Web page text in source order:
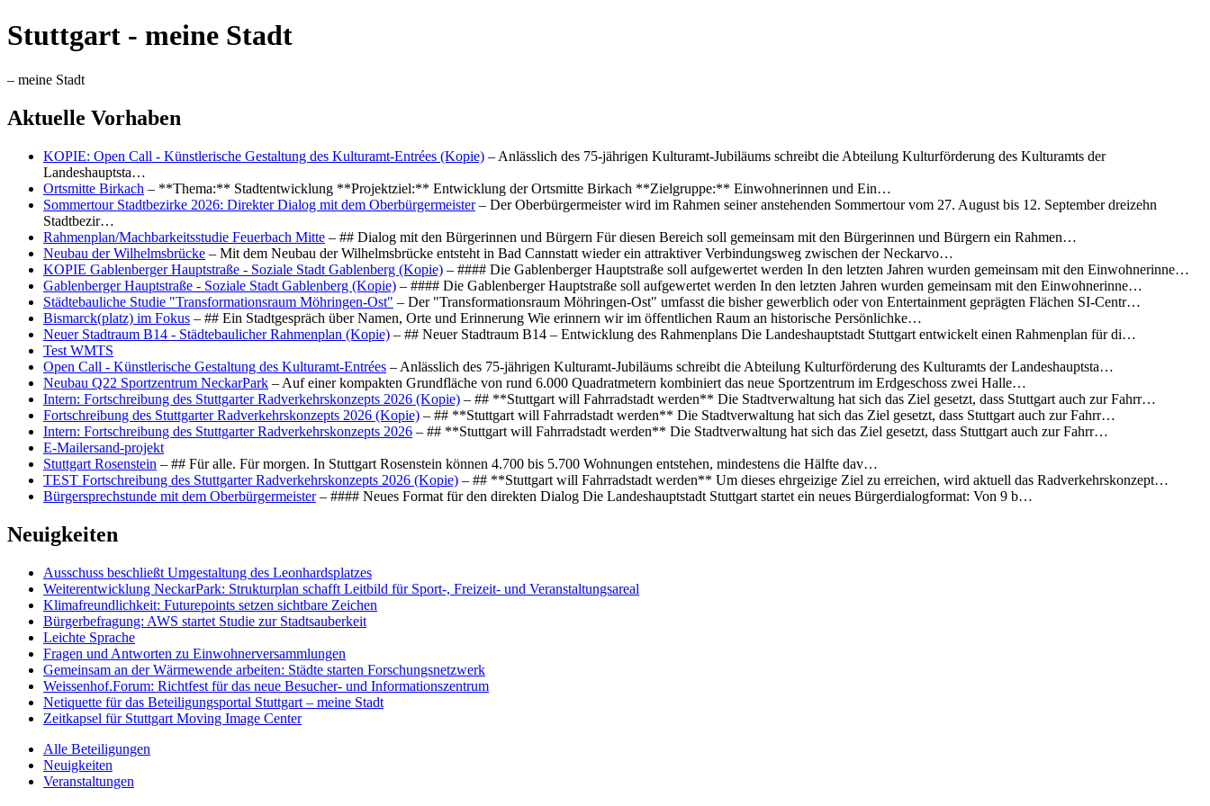
Stuttgart - meine Stadt
– meine Stadt
Aktuelle Vorhaben
KOPIE: Open Call - Künstlerische Gestaltung des Kulturamt-Entrées (Kopie) – Anlässlich des 75-jährigen Kulturamt-Jubiläums schreibt die Abteilung Kulturförderung des Kulturamts der
Landeshauptsta…
Ortsmitte Birkach – **Thema:** Stadtentwicklung **Projektziel:** Entwicklung der Ortsmitte Birkach **Zielgruppe:** Einwohnerinnen und Ein…
Sommertour Stadtbezirke 2026: Direkter Dialog mit dem Oberbürgermeister– Der Oberbürgermeister wird im Rahmen seiner anstehenden Sommertour vom 27. August bis 12. September dreizehn
Stadtbezir…
Rahmenplan/Machbarkeitsstudie Feuerbach Mitte – ## Dialog mit den Bürgerinnen und Bürgern Für diesen Bereich soll gemeinsam mit den Bürgerinnen und Bürgern ein Rahmen…
Neubau der Wilhelmsbrücke – Mit dem Neubau der Wilhelmsbrücke entsteht in Bad Cannstatt wieder ein attraktiver Verbindungsweg zwischen der Neckarvo…
KOPIE Gablenberger Hauptstraße - Soziale Stadt Gablenberg (Kopie) – #### Die Gablenberger Hauptstraße soll aufgewertet werden In den letzten Jahren wurden gemeinsam mit den Einwohnerinne…
Gablenberger Hauptstraße - Soziale Stadt Gablenberg (Kopie) – #### Die Gablenberger Hauptstraße soll aufgewertet werden In den letzten Jahren wurden gemeinsam mit den Einwohnerinne…
Städtebauliche Studie "Transformationsraum Möhringen-Ost" – Der "Transformationsraum Möhringen-Ost" umfasst die bisher gewerblich oder von Entertainment geprägten Flächen SI-Centr…
Bismarck(platz) im Fokus – ## Ein Stadtgespräch über Namen, Orte und Erinnerung Wie erinnern wir im öffentlichen Raum an historische Persönlichke…
Neuer Stadtraum B14 - Städtebaulicher Rahmenplan (Kopie) – ## Neuer Stadtraum B14 – Entwicklung des Rahmenplans Die Landeshauptstadt Stuttgart entwickelt einen Rahmenplan für di…
Test WMTS
Open Call - Künstlerische Gestaltung des Kulturamt-Entrées – Anlässlich des 75-jährigen Kulturamt-Jubiläums schreibt die Abteilung Kulturförderung des Kulturamts der Landeshauptsta…
Neubau Q22 Sportzentrum NeckarPark – Auf einer kompakten Grundfläche von rund 6.000 Quadratmetern kombiniert das neue Sportzentrum im Erdgeschoss zwei Halle…
Intern: Fortschreibung des Stuttgarter Radverkehrskonzepts 2026 (Kopie) – ## **Stuttgart will Fahrradstadt werden** Die Stadtverwaltung hat sich das Ziel gesetzt, dass Stuttgart auch zur Fahrr…
Fortschreibung des Stuttgarter Radverkehrskonzepts 2026 (Kopie) – ## **Stuttgart will Fahrradstadt werden** Die Stadtverwaltung hat sich das Ziel gesetzt, dass Stuttgart auch zur Fahrr…
Intern: Fortschreibung des Stuttgarter Radverkehrskonzepts 2026 – ## **Stuttgart will Fahrradstadt werden** Die Stadtverwaltung hat sich das Ziel gesetzt, dass Stuttgart auch zur Fahrr…
E-Mailersand-projekt
Stuttgart Rosenstein – ## Für alle. Für morgen. In Stuttgart Rosenstein können 4.700 bis 5.700 Wohnungen entstehen, mindestens die Hälfte dav…
TEST Fortschreibung des Stuttgarter Radverkehrskonzepts 2026 (Kopie) – ## **Stuttgart will Fahrradstadt werden** Um dieses ehrgeizige Ziel zu erreichen, wird aktuell das Radverkehrskonzept…
Bürgersprechstunde mit dem Oberbürgermeister– #### Neues Format für den direkten Dialog Die Landeshauptstadt Stuttgart startet ein neues Bürgerdialogformat: Von 9 b…
Neuigkeiten
Ausschuss beschließt Umgestaltung des Leonhards­platzes
Weiterentwicklung NeckarPark: Strukturplan schafft Leitbild für Sport-, Freizeit- und Veranstaltungsareal
Klimafreundlichkeit: Futurepoints setzen sichtbare Zeichen
Bürgerbefragung: AWS startet Studie zur Stadtsauberkeit
Leichte Sprache
Fragen und Antworten zu Einwohnerversammlungen
Gemeinsam an der Wärmewende arbeiten: Städte starten Forschungsnetzwerk
Weissenhof.Forum: Richtfest für das neue Besucher- und Informationszentrum
Netiquette für das Beteiligungsportal Stuttgart – meine Stadt
Zeitkapsel für Stuttgart Moving Image Center
Alle Beteiligungen
Neuigkeiten
Veranstaltungen